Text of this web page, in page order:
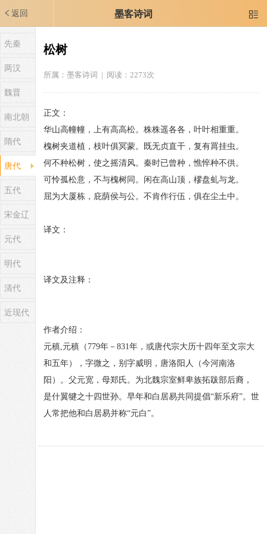
返回 墨客诗词 
先秦
两汉
魏晋
南北朝
隋代
唐代
五代
宋金辽
元代
明代
清代
近现代
松树
所属： 墨客诗词 | 阅读：2273次
正文：
华山高幢幢，上有高高松。株株遥各各，叶叶相重重。
槐树夹道植，枝叶俱冥蒙。既无贞直干，复有罥挂虫。
何不种松树，使之摇清风。秦时已曾种，憔悴种不供。
可怜孤松意，不与槐树同。闲在高山顶，樛盘虬与龙。
屈为大厦栋，庇荫侯与公。不肯作行伍，俱在尘土中。
译文：
译文及注释：
作者介绍：
元稹,元稹（779年－831年，或唐代宗大历十四年至文宗大
和五年），字微之，别字威明，唐洛阳人（今河南洛
阳）。父元宽，母郑氏。为北魏宗室鲜卑族拓跋部后裔，
是什翼犍之十四世孙。早年和白居易共同提倡“新乐府”。世
人常把他和白居易并称“元白”。